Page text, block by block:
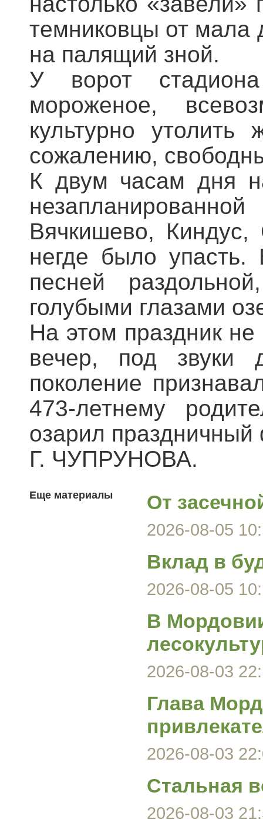
темниковцы от мала
на палящий зной.
У ворот
мороженое,
культурно
сожалению,
К двум часам дня
Вячкишево, Киндус,
негде было
песней
голубыми глазами
На этом праздник не
вечер, под звуки
поколение
473-летнему
озарил
Г. ЧУПРУНОВА.
Еще материалы От
2026-08-05
Вклад в
2026-08-05
В
2026-08-03
Глава
2026-08-03
Стальная
2026-08-03